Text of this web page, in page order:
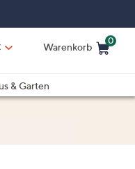
Warenkorb
0
& Garten